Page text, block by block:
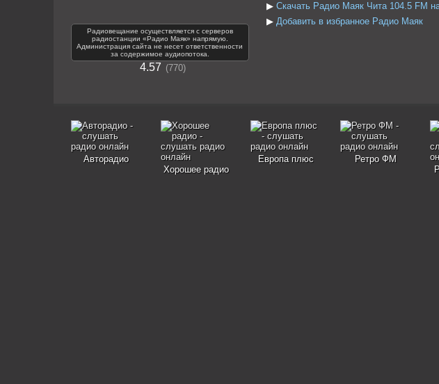
Радиовещание осуществляется с серверов
радиостанции «Радио Маяк» напрямую.
Администрация сайта не несет ответственности
за содержимое аудиопотока.
4.57 770
▶ Скачать Радио Маяк Чита 104.5 FM
▶ Добавить в избранное Радио Маяк
Авторадио
Хорошее радио
Европа плюс
Ретро ФМ